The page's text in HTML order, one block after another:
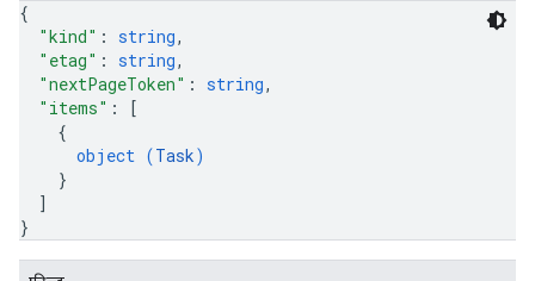
{
"kind" : string,
"etag" : string,
"nextPageToken" : string,
"items" :
[
{
object (Task)
}
]
}